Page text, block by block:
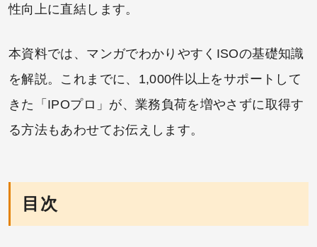
性向上に直結します。
本資料では、マンガでわかりやすくISOの基礎知識
を解説。これまでに、1,000件以上をサポートして
きた「IPOプロ」が、業務負荷を増やさずに取得す
る方法もあわせてお伝えします。
目次